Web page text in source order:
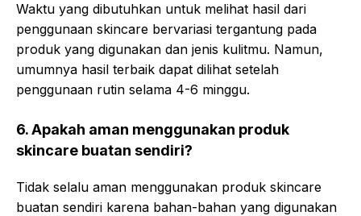
Waktu yang dibutuhkan untuk melihat hasil dari
penggunaan skincare bervariasi tergantung pada
produk yang digunakan dan jenis kulitmu. Namun,
umumnya hasil terbaik dapat dilihat setelah
penggunaan rutin selama 4-6 minggu.
6. Apakah aman menggunakan produk
skincare buatan sendiri?
Tidak selalu aman menggunakan produk skincare
buatan sendiri karena bahan-bahan yang digunakan